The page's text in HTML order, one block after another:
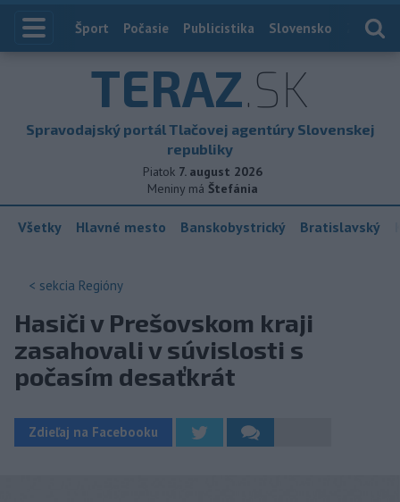
Index
Šport Počasie Publicistika Slovensko
TERAZ.SK
Spravodajský portál Tlačovej agentúry Slovenskej
republiky
Piatok 7. august 2026
Meniny má Štefánia
Všetky Hlavné mesto Banskobystrický Bratislavský
< sekcia Regióny
Hasiči v Prešovskom kraji
zasahovali v súvislosti s
počasím desaťkrát
Zdieľaj na Facebooku